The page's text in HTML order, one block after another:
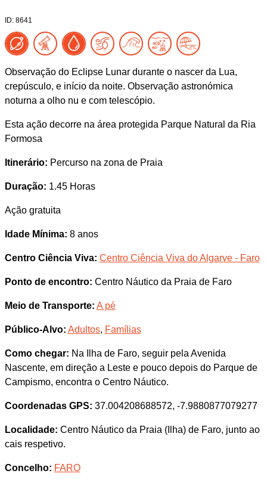
ID: 8641
Observação do Eclipse Lunar durante o nascer da Lua,
crepúsculo, e início da noite. Observação astronómica
noturna a olho nu e com telescópio.
Esta ação decorre na área protegida Parque Natural da Ria
Formosa
Itinerário: Percurso na zona de Praia
Duração: 1.45 Horas
Ação gratuita
Idade Mínima: 8 anos
Centro Ciência Viva: Centro Ciência Viva do Algarve - Faro
Ponto de encontro: Centro Náutico da Praia de Faro
Meio de Transporte: A pé
Público-Alvo: Adultos, Famílias
Como chegar: Na Ilha de Faro, seguir pela Avenida
Nascente, em direção a Leste e pouco depois do Parque de
Campismo, encontra o Centro Náutico.
Coordenadas GPS: 37.004208688572, -7.9880877079277
Localidade: Centro Náutico da Praia (Ilha) de Faro, junto ao
cais respetivo.
Concelho: FARO